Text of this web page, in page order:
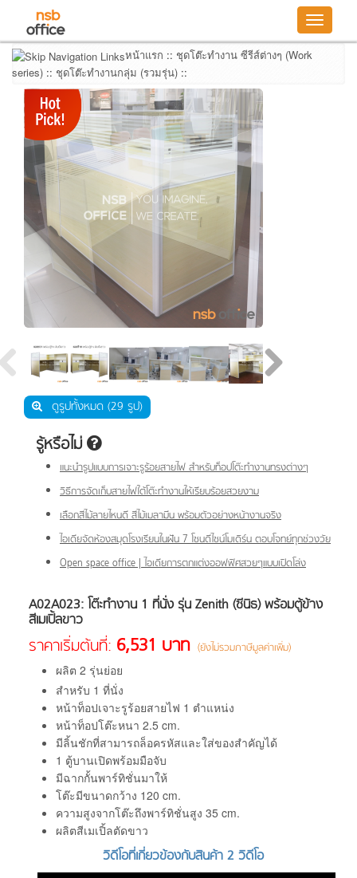
Toggle
หน้าแรก :: ชุดโต๊ะทำงาน ซีรีส์ต่างๆ (Work
series) :: ชุดโต๊ะทำงานกลุ่ม (รวมรุ่น) ::
ดูรูปทั้งหมด (29 รูป)
รู้หรือไม่
แนะนำรูปแบบการเจาะรูร้อยสายไฟ สำหรับท็อปโต๊ะทำงานทรงต่างๆ
วิธีการจัดเก็บสายไฟใต้โต๊ะทำงานให้เรียบร้อยสวยงาม
เลือกสีไม้ลายไหนดี สีไม้เมลามีน พร้อมตัวอย่างหน้างานจริง
ไอเดียจัดห้องสมุดโรงเรียนในฝัน 7 โซนดีไซน์โมเดิร์น ตอบโจทย์ทุกช่วงวัย
Open space office | ไอเดียการตกแต่งออฟฟิศสวยๆแบบเปิดโล่ง
A02A023: โต๊ะทำงาน 1 ที่นั่ง รุ่น Zenith (ซีนิธ) พร้อมตู้ข้าง
สีเมเปิ้ลขาว
ราคาเริ่มต้นที่: 6,531 บาท (ยังไม่รวมภาษีมูลค่าเพิ่ม)
ผลิต 2 รุ่นย่อย
สำหรับ 1 ที่นั่ง
หน้าท็อปเจาะรูร้อยสายไฟ 1 ตำแหน่ง
หน้าท็อปโต๊ะหนา 2.5 cm.
มีลิ้นชักที่สามารถล็อครหัสและใส่ของสำคัญได้
1 ตู้บานเปิดพร้อมมือจับ
มีฉากกั้นพาร์ทิชั่นมาให้
โต๊ะมีขนาดกว้าง 120 cm.
ความสูงจากโต๊ะถึงพาร์ทิชั่นสูง 35 cm.
ผลิตสีเมเปิ้ลตัดขาว
วิดีโอที่เกี่ยวข้องกับสินค้า 2 วิดีโอ